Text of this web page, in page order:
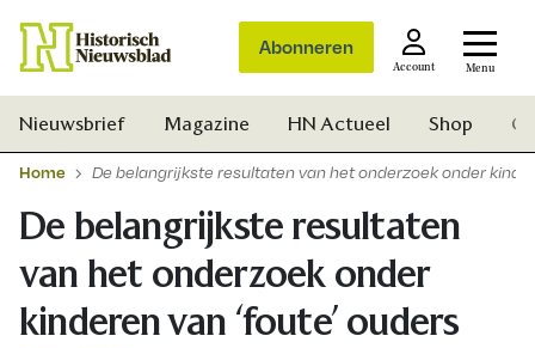
Abonneren
Account Menu
Nieuwsbrief Magazine HN Actueel Shop
Home De belangrijkste resultaten van het onderzoek onder
De belangrijkste resultaten
van het onderzoek onder
kinderen van ‘foute’ ouders